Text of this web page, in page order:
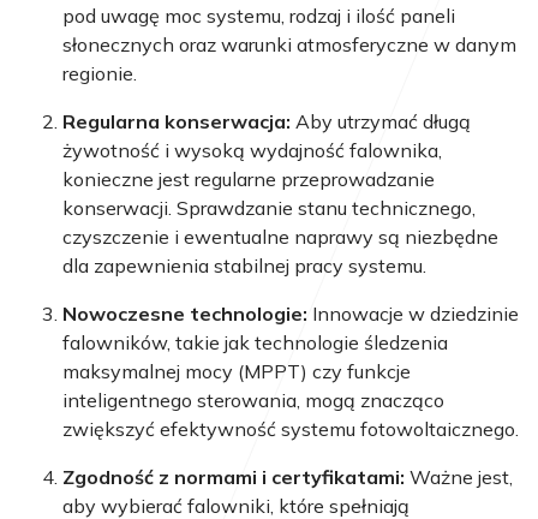
pod uwagę moc systemu, rodzaj i ilość paneli
słonecznych oraz warunki atmosferyczne w danym
regionie.
Regularna konserwacja: Aby utrzymać długą
żywotność i wysoką wydajność falownika,
konieczne jest regularne przeprowadzanie
konserwacji. Sprawdzanie stanu technicznego,
czyszczenie i ewentualne naprawy są niezbędne
dla zapewnienia stabilnej pracy systemu.
Nowoczesne technologie: Innowacje w dziedzinie
falowników, takie jak technologie śledzenia
maksymalnej mocy (MPPT) czy funkcje
inteligentnego sterowania, mogą znacząco
zwiększyć efektywność systemu fotowoltaicznego.
Zgodność z normami i certyfikatami: Ważne jest,
aby wybierać falowniki, które spełniają